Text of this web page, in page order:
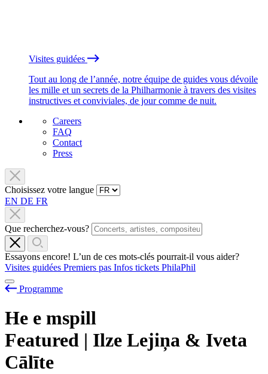
Visites guidées
Tout au long de l’année, notre équipe de guides vous dévoile
les mille et un secrets de la Philharmonie à travers des visites
instructives et conviviales, de jour comme de nuit.
Careers
FAQ
Contact
Press
Choisissez votre langue
EN DE FR
Que recherchez-vous?
Essayons encore! L’un de ces mots-clés pourrait-il vous aider?
Visites guidées Premiers pas Infos tickets PhilaPhil
Programme
He e mspill
Featured | Ilze Lejiņa & Iveta
Cālīte